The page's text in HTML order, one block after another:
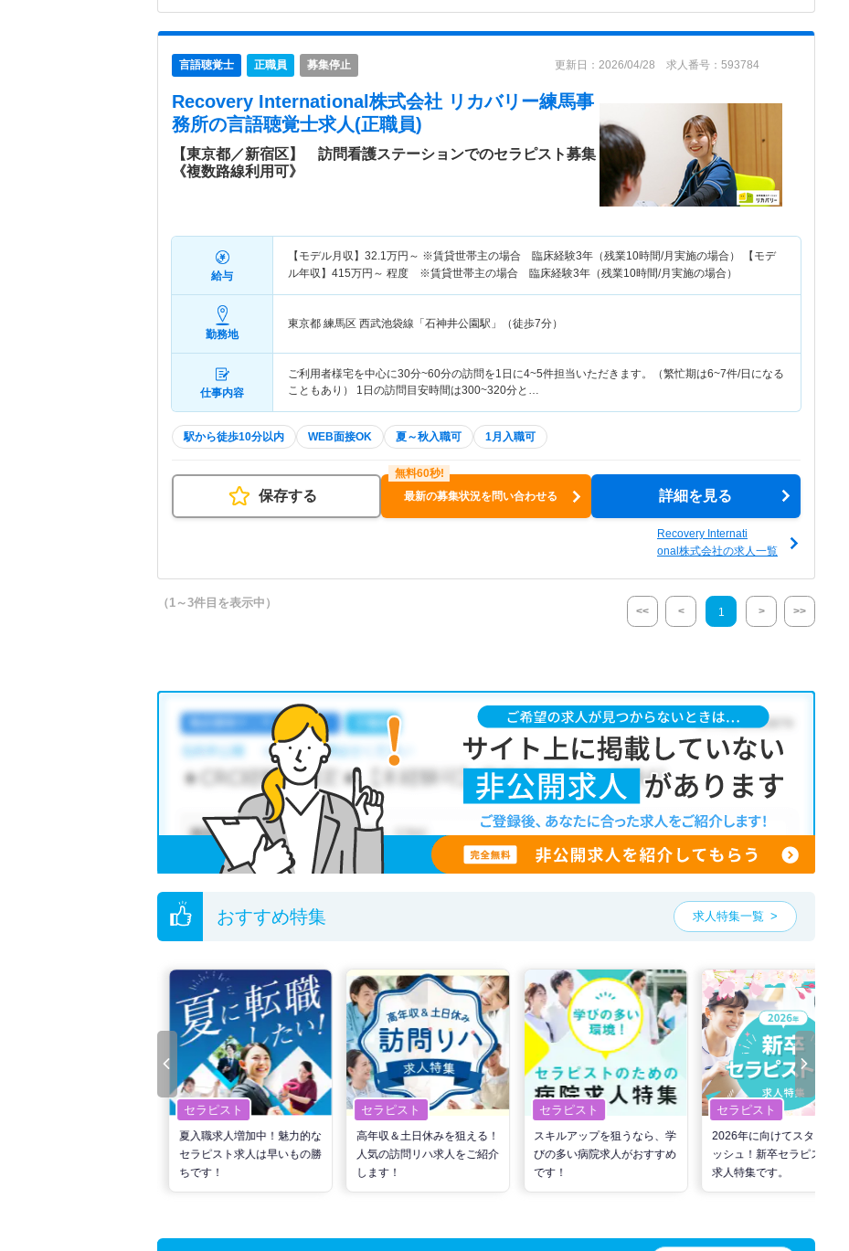
言語聴覚士 正職員 募集停止 更新日：2026/04/28 求人番号：593784
Recovery International株式会社 リカバリー練馬事
務所の言語聴覚士求人(正職員)
【東京都／新宿区】 訪問看護ステーションでのセラピスト募集
《複数路線利用可》
給与
【モデル月収】 32.1万円～ ※賃貸世帯主の場合 臨床経験3年（残業10時間/月実施の場合） 【モデ
ル年収】 415万円～ 程度 ※賃貸世帯主の場合 臨床経験3年（残業10時間/月実施の場合）
勤務地
東京都 練馬区 西武池袋線「石神井公園駅」（徒歩7分）
仕事内容
ご利用者様宅を中心に30分~60分の訪問を1日に4~5件担当いただきます。（繁忙期は6~7件/日になる
こともあり） 1日の訪問目安時間は300~320分と…
駅から徒歩10分以内 WEB面接OK 夏～秋入職可 1月入職可
保存する 最新の募集状況を問い合わせる 詳細を見る
Recovery Internati
onal株式会社の求人一覧
（1～3件目を表示中）
<< < 1 > >>
おすすめ特集 求人特集一覧
セラピスト
夏入職求人増加中！魅力的な
セラピスト求人は早いもの勝
ちです！
セラピスト
高年収＆土日休みを狙える！
人気の訪問リハ求人をご紹介
します！
セラピスト
スキルアップを狙うなら、学
びの多い病院求人がおすすめ
です！
セラピスト
2026年に向けてスタートダ
ッシュ！新卒セラピスト向け
求人特集です。